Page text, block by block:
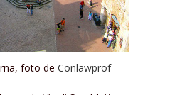
foto de Conlawprof